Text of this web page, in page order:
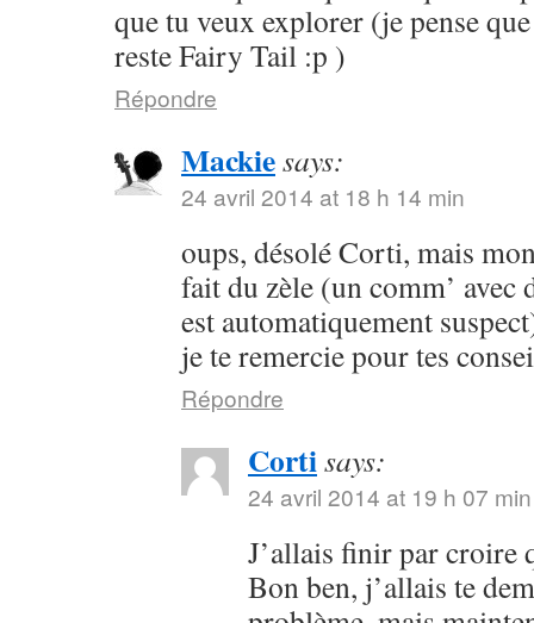
que tu veux explorer (je pense
reste Fairy Tail :p )
Répondre
Mackiesays:
24 avril 2014 at 18 h 14 min
oups, désolé Corti, mais
fait du zèle (un comm’ avec
est automatiquement
je te remercie pour tes
Répondre
Cortisays:
24 avril 2014 at 19 h 07 min
J’allais finir par croire
Bon ben, j’allais te